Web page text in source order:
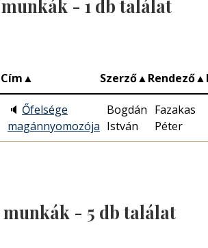
- 1 db találat
Cím▲ Szerző▲Rendező▲
🔈 Őfelsége
magánnyomozója
Bogdán
István
Fazakas
Péter
munkák - 5 db találat